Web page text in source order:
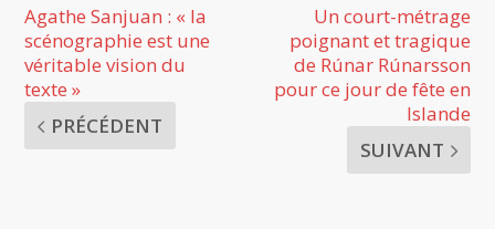
Agathe Sanjuan : « la
scénographie est une
véritable vision du
texte »
PRÉCÉDENT
Un court-métrage
poignant et tragique
de Rúnar Rúnarsson
pour ce jour de fête en
Islande
SUIVANT